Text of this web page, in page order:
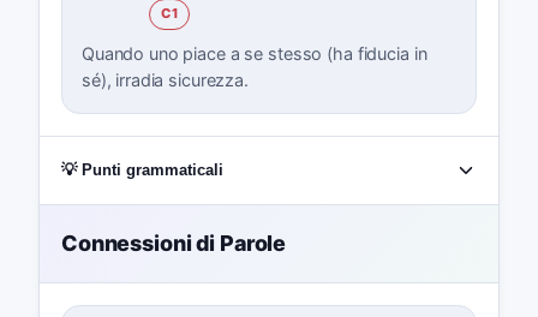
C1
Quando uno piace a se stesso (ha fiducia in
sé), irradia sicurezza.
💡 Punti grammaticali
Connessioni di Parole